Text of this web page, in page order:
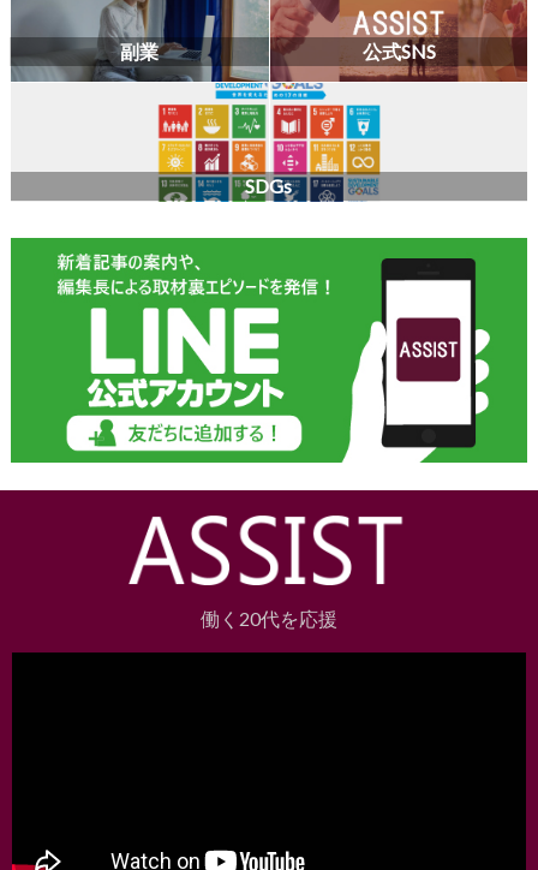
副業 公式SNS
SDGs
働く20代を応援